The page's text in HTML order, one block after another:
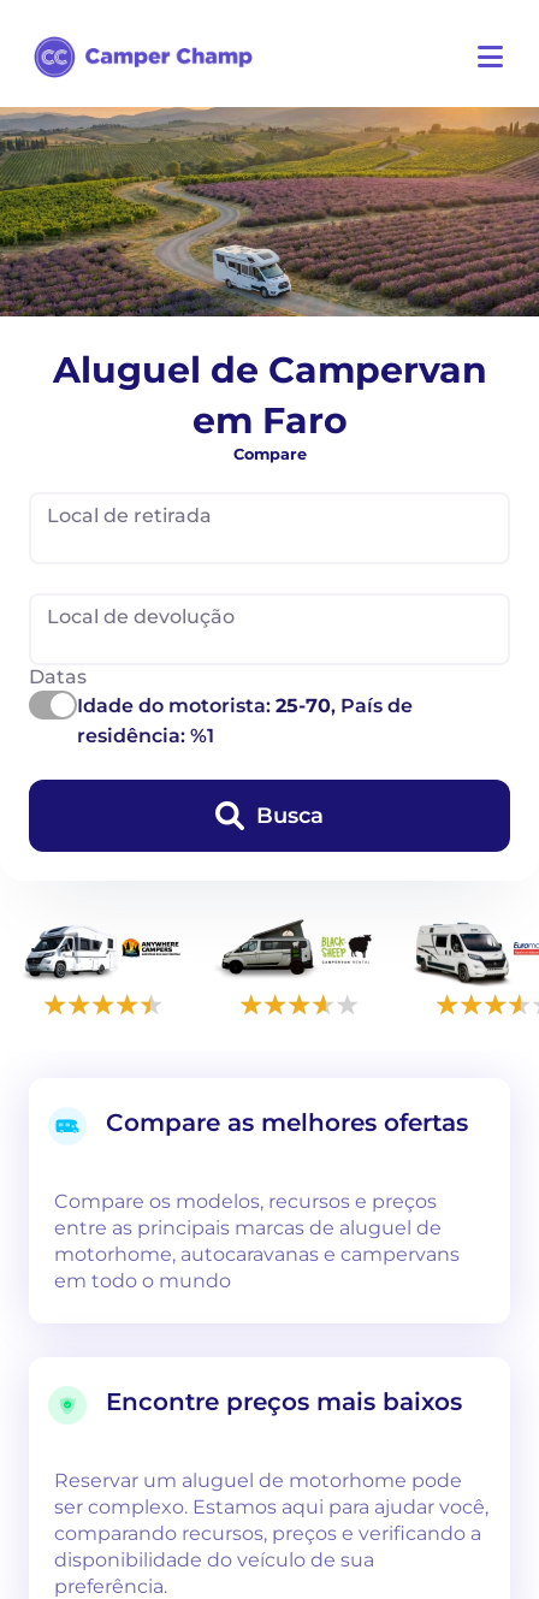
Aluguel de Campervan
em Faro
Compare
Local de retirada
Local de devolução
Datas
Idade do motorista: 25-70, País de
residência: %1
Busca
Compare as melhores ofertas
Compare os modelos, recursos e preços
entre as principais marcas de aluguel de
motorhome, autocaravanas e campervans
em todo o mundo
Encontre preços mais baixos
Reservar um aluguel de motorhome pode
ser complexo. Estamos aqui para ajudar você,
comparando recursos, preços e verificando a
disponibilidade do veículo de sua
preferência.